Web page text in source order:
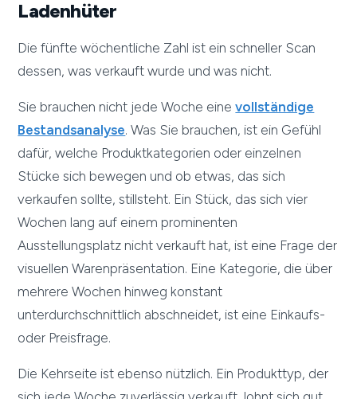
Ladenhüter
Die fünfte wöchentliche Zahl ist ein schneller Scan
dessen, was verkauft wurde und was nicht.
Sie brauchen nicht jede Woche einevollständige
Bestandsanalyse. Was Sie brauchen, ist ein Gefühl
dafür, welche Produktkategorien oder einzelnen
Stücke sich bewegen und ob etwas, das sich
verkaufen sollte, stillsteht. Ein Stück, das sich vier
Wochen lang auf einem prominenten
Ausstellungsplatz nicht verkauft hat, ist eine Frage der
visuellen Warenpräsentation. Eine Kategorie, die über
mehrere Wochen hinweg konstant
unterdurchschnittlich abschneidet, ist eine Einkaufs-
oder Preisfrage.
Die Kehrseite ist ebenso nützlich. Ein Produkttyp, der